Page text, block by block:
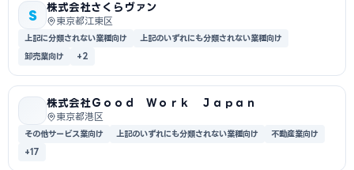
S
株式会社さくらヴァン
東京都江東区
上記に分類されない業種向け
上記のいずれにも分類されない業種向け
卸売業向け
+2
株式会社Ｇｏｏｄ Ｗｏｒｋ Ｊａｐａｎ
東京都港区
その他サービス業向け 上記のいずれにも分類されない業種向け
不動産業向け
+17